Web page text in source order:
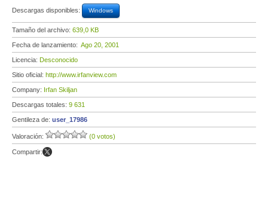
Descargas disponibles: Windows
Tamaño del archivo: 639,0 KB
Fecha de lanzamiento: Ago 20, 2001
Licencia: Desconocido
Sitio oficial: http://www.irfanview.com
Company: Irfan Skiljan
Descargas totales: 9 631
Gentileza de: user_17986
Valoración: (0 votos)
Compartir: